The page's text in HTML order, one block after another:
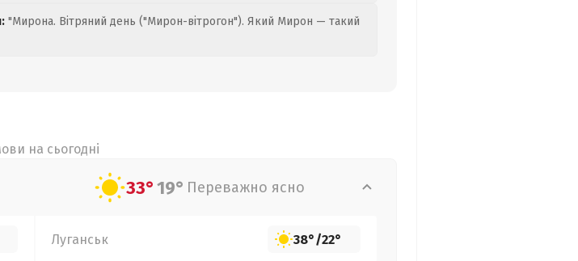
"Мирона. Вітряний день ("Мирон-вітрогон"). Який Мирон — такий
на сьогодні
33°19° Переважно ясно
Луганськ 38°/22°